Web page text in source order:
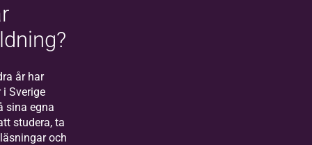
år har
Sverige
sina egna
studera, ta
och